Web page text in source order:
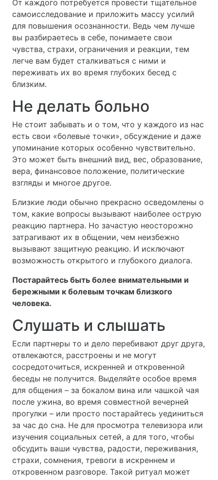
От каждого потребуется провести тщательное
самоисследование и приложить массу усилий
для повышения осознанности. Ведь чем лучше
вы разбираетесь в себе, понимаете свои
чувства, страхи, ограничения и реакции, тем
легче вам будет сталкиваться с ними и
переживать их во время глубоких бесед с
близким.
Не делать больно
Не стоит забывать и о том, что у каждого из нас
есть свои «болевые точки», обсуждение и даже
упоминание которых особенно чувствительно.
Это может быть внешний вид, вес, образование,
вера, финансовое положение, политические
взгляды и многое другое.
Близкие люди обычно прекрасно осведомлены о
том, какие вопросы вызывают наиболее острую
реакцию партнера. Но зачастую неосторожно
затрагивают их в общении, чем неизбежно
вызывают защитную реакцию. И исключают
возможность открытого и глубокого диалога.
Постарайтесь быть более внимательными и
бережными к болевым точкам близкого
человека.
Слушать и слышать
Если партнеры то и дело перебивают друг друга,
отвлекаются, расстроены и не могут
сосредоточиться, искренней и откровенной
беседы не получится. Выделяйте особое время
для общения – за бокалом вина или чашкой чая
после ужина, во время совместной вечерней
прогулки – или просто постарайтесь уединиться
за час до сна. Не для просмотра телевизора или
изучения социальных сетей, а для того, чтобы
обсудить ваши чувства, радости, переживания,
страхи, сомнения, тревоги в искреннем и
откровенном разговоре. Такой ритуал может